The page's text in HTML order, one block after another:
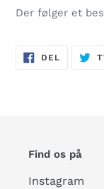
Der følger et
DEL
Find os på
Instagram